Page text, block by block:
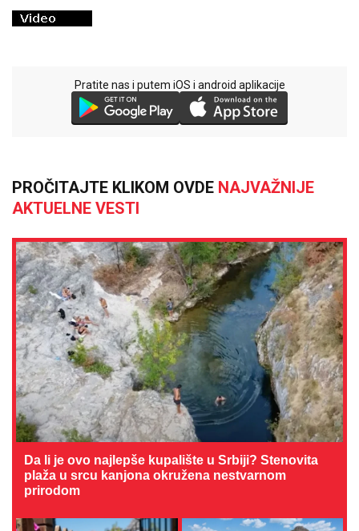
Pratite nas i putem iOS i android aplikacije
PROČITAJTE KLIKOM OVDE NAJVAŽNIJE
AKTUELNE VESTI
Da li je ovo najlepše kupalište u Srbiji? Stenovita
plaža u srcu kanjona okružena nestvarnom
prirodom